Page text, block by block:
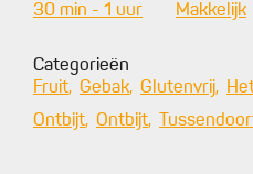
30 min - 1 uur
Makkelijk
Categorieën
Fruit
Gebak Glutenvrij
Ontbijt
Ontbijt